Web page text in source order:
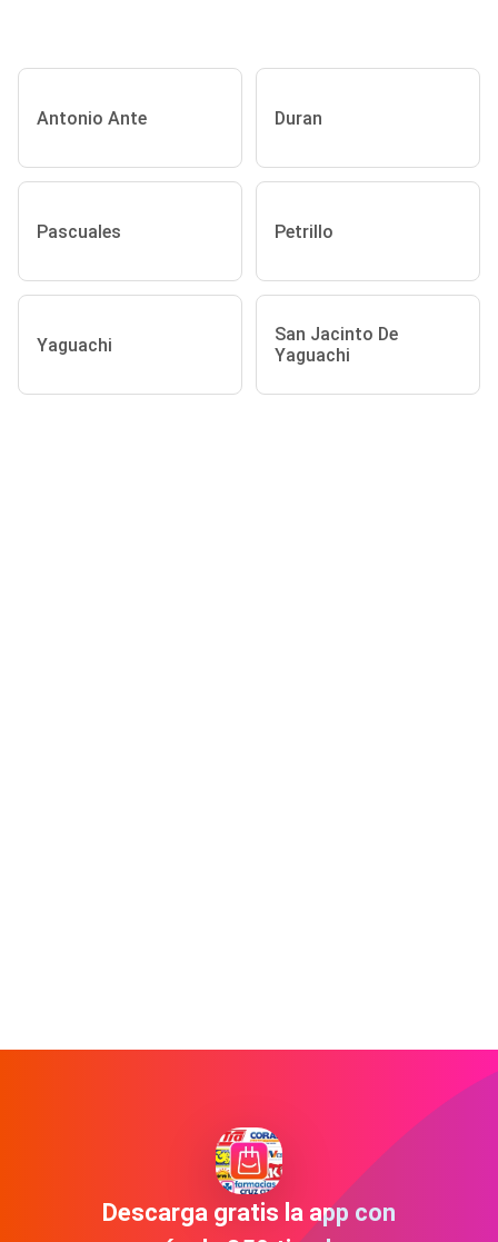
Antonio Ante Duran
Pascuales Petrillo
Yaguachi
San Jacinto De
Yaguachi
Descarga gratis la app con